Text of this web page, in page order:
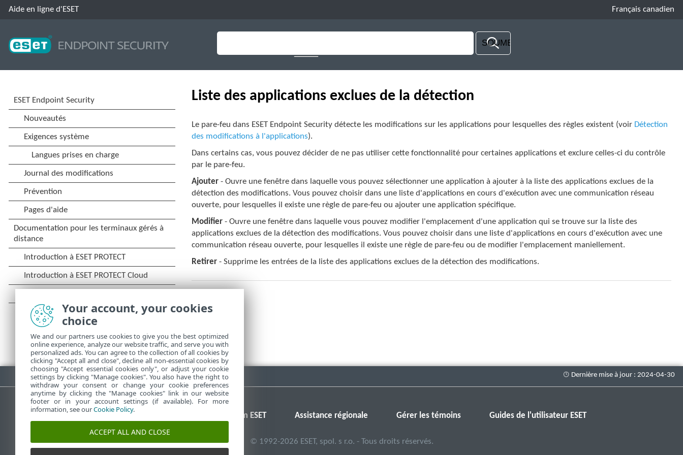
Aide en ligne d'ESET Français canadien
Liste des applications exclues de la détection
Le pare-feu dans ESET Endpoint Security détecte les modifications sur les applications pour lesquelles des règles existent (voir Détection
des modifications à l'applications).
Dans certains cas, vous pouvez décider de ne pas utiliser cette fonctionnalité pour certaines applications et exclure celles-ci du contrôle
par le pare-feu.
Ajouter - Ouvre une fenêtre dans laquelle vous pouvez sélectionner une application à ajouter à la liste des applications exclues de la
détection des modifications. Vous pouvez choisir dans une liste d'applications en cours d'exécution avec une communication réseau
ouverte, pour lesquelles il existe une règle de pare-feu ou ajouter une application spécifique.
Modifier - Ouvre une fenêtre dans laquelle vous pouvez modifier l'emplacement d'une application qui se trouve sur la liste des
applications exclues de la détection des modifications. Vous pouvez choisir dans une liste d'applications en cours d'exécution avec une
communication réseau ouverte, pour lesquelles il existe une règle de pare-feu ou de modifier l'emplacement maniellement.
Retirer - Supprime les entrées de la liste des applications exclues de la détection des modifications.
Télécharger le PDF
Base de connaissances ESET Forum ESET Assistance régionale Gérer les témoins Guides de l'utilisateur ESET
© 1992-2026 ESET, spol. s r.o. - Tous droits réservés.
Your account, your cookies
choice
We and our partners use cookies to give you the best optimized
online experience, analyze our website traffic, and serve you with
personalized ads. You can agree to the collection of all cookies by
clicking "Accept all and close", decline all non-essential cookies by
choosing "Accept essential cookies only", or adjust your cookie
settings by clicking "Manage cookies". You also have the right to
withdraw your consent or change your cookie preferences
anytime by clicking the "Manage cookies" link in our website
footer or in your account settings (if available). For more
information, see ourCookie Policy.
ACCEPT ALL AND CLOSE